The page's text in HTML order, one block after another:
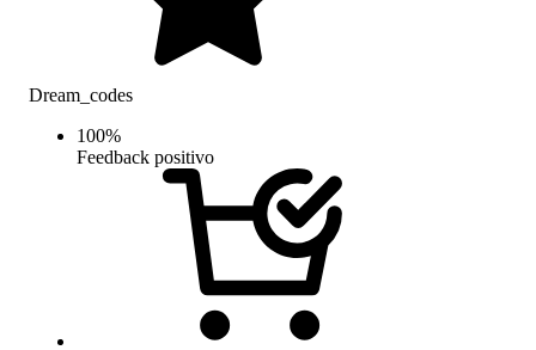
Dream_codes
100%
Feedback positivo